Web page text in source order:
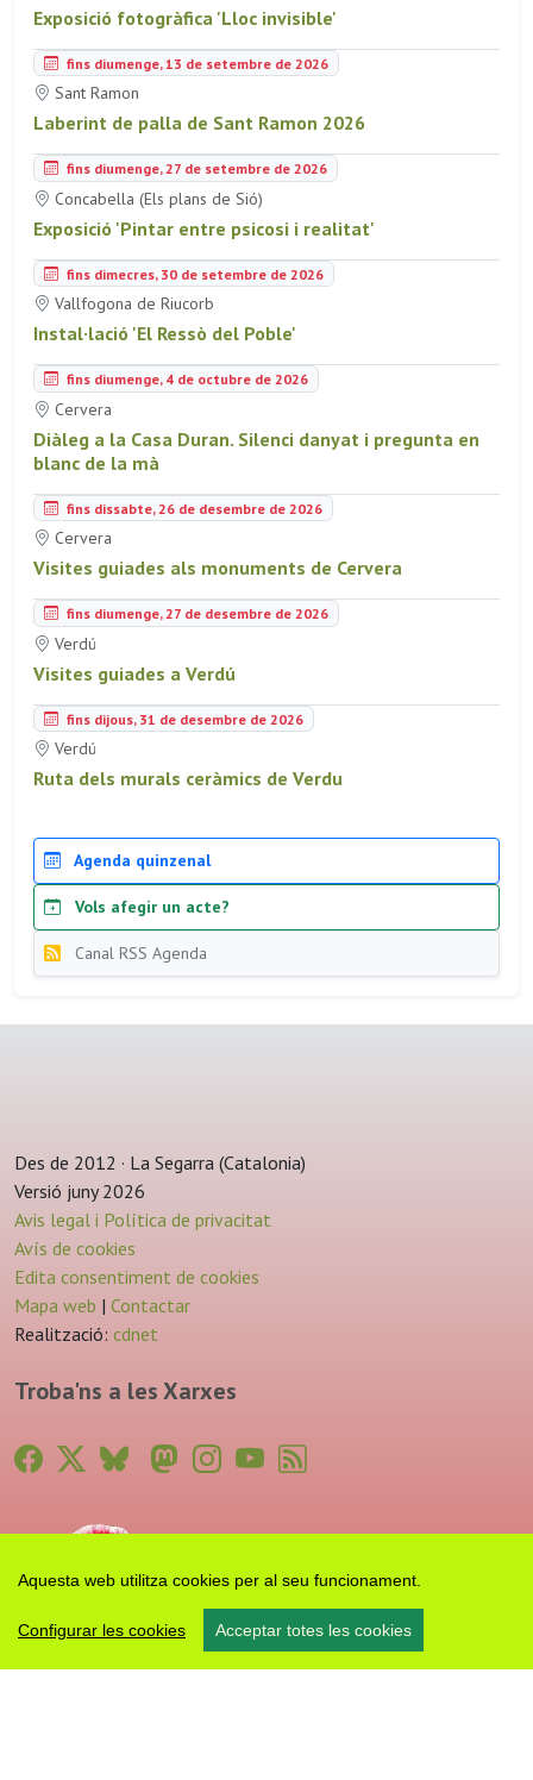
Aquesta web utilitza cookies per al seu funcionament.
Configurar les cookies Acceptar totes les cookies
Exposició fotogràfica 'Lloc invisible'
fins diumenge, 13 de setembre de 2026
Sant Ramon
Laberint de palla de Sant Ramon 2026
fins diumenge, 27 de setembre de 2026
Concabella (Els plans de Sió)
Exposició 'Pintar entre psicosi i realitat'
fins dimecres, 30 de setembre de 2026
Vallfogona de Riucorb
Instal·lació 'El Ressò del Poble'
fins diumenge, 4 de octubre de 2026
Cervera
Diàleg a la Casa Duran. Silenci danyat i pregunta en
blanc de la mà
fins dissabte, 26 de desembre de 2026
Cervera
Visites guiades als monuments de Cervera
fins diumenge, 27 de desembre de 2026
Verdú
Visites guiades a Verdú
fins dijous, 31 de desembre de 2026
Verdú
Ruta dels murals ceràmics de Verdu
Agenda quinzenal
Vols afegir un acte?
Canal RSS Agenda
Des de 2012 · La Segarra (Catalonia)
Versió juny 2026
Avis legal i Política de privacitat
Avís de cookies
Edita consentiment de cookies
Mapa web | Contactar
Realització: cdnet
Troba'ns a les Xarxes